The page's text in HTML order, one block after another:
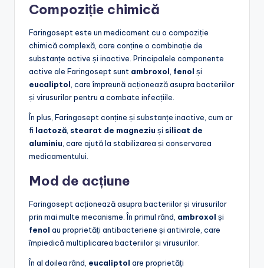
Compoziție chimică
Faringosept este un medicament cu o compoziție
chimică complexă, care conține o combinație de
substanțe active și inactive. Principalele componente
active ale Faringosept sunt ambroxol fenol și
eucaliptol , care împreună acționează asupra bacteriilor
și virusurilor pentru a combate infecțiile.
În plus, Faringosept conține și substanțe inactive, cum ar
fi lactoză stearat de magneziu și silicat de
aluminiu , care ajută la stabilizarea și conservarea
medicamentului.
Mod de acțiune
Faringosept acționează asupra bacteriilor și virusurilor
prin mai multe mecanisme. În primul rând, ambroxol și
fenol au proprietăți antibacteriene și antivirale, care
împiedică multiplicarea bacteriilor și virusurilor.
În al doilea rând, eucaliptol are proprietăți